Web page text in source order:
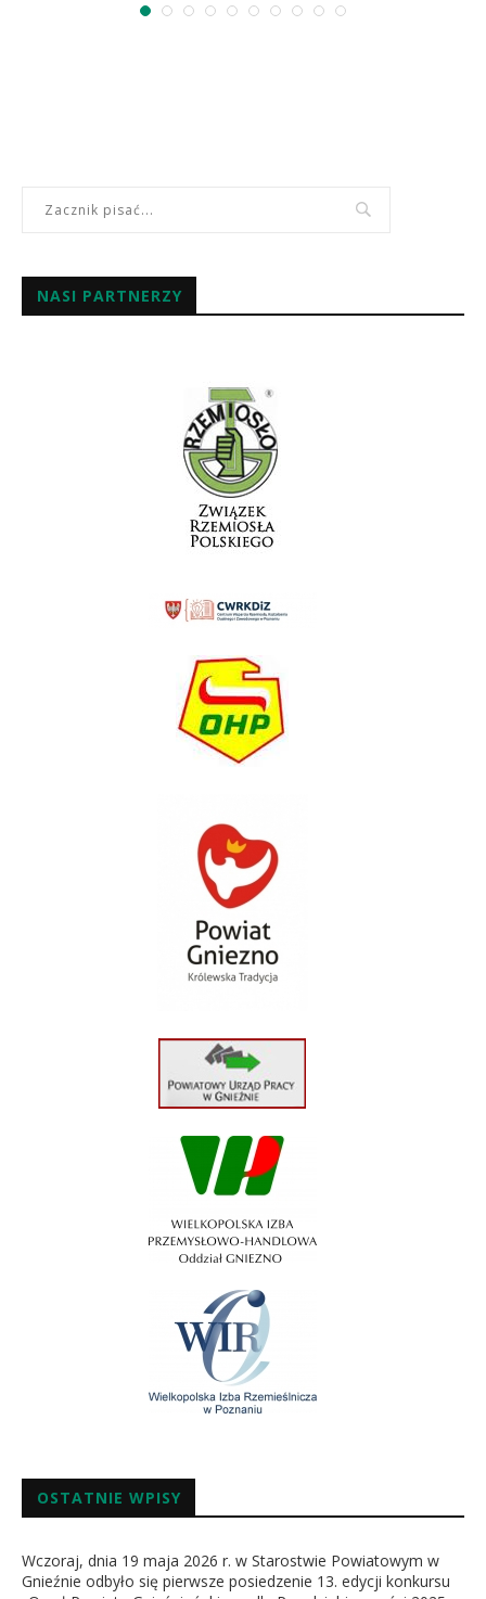
NASI PARTNERZY
OSTATNIE WPISY
Wczoraj, dnia 19 maja 2026 r. w Starostwie Powiatowym w
Gnieźnie odbyło się pierwsze posiedzenie 13. edycji konkursu